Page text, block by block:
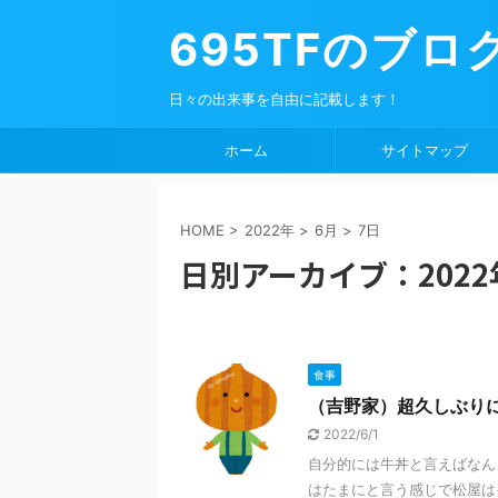
695TFのブロ
日々の出来事を自由に記載します！
ホーム サイトマップ
HOME > 2022年 > 6月 > 7日
日別アーカイブ：
食事
（吉野家）超久しぶ
2022/6/1
自分的には牛丼と言えばな
はたまにと言う感じで松屋